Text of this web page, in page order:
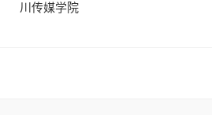
川传媒学院